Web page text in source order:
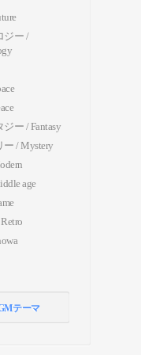
ジー /
ー / Fantasy
ー / Mystery
age
テーマ